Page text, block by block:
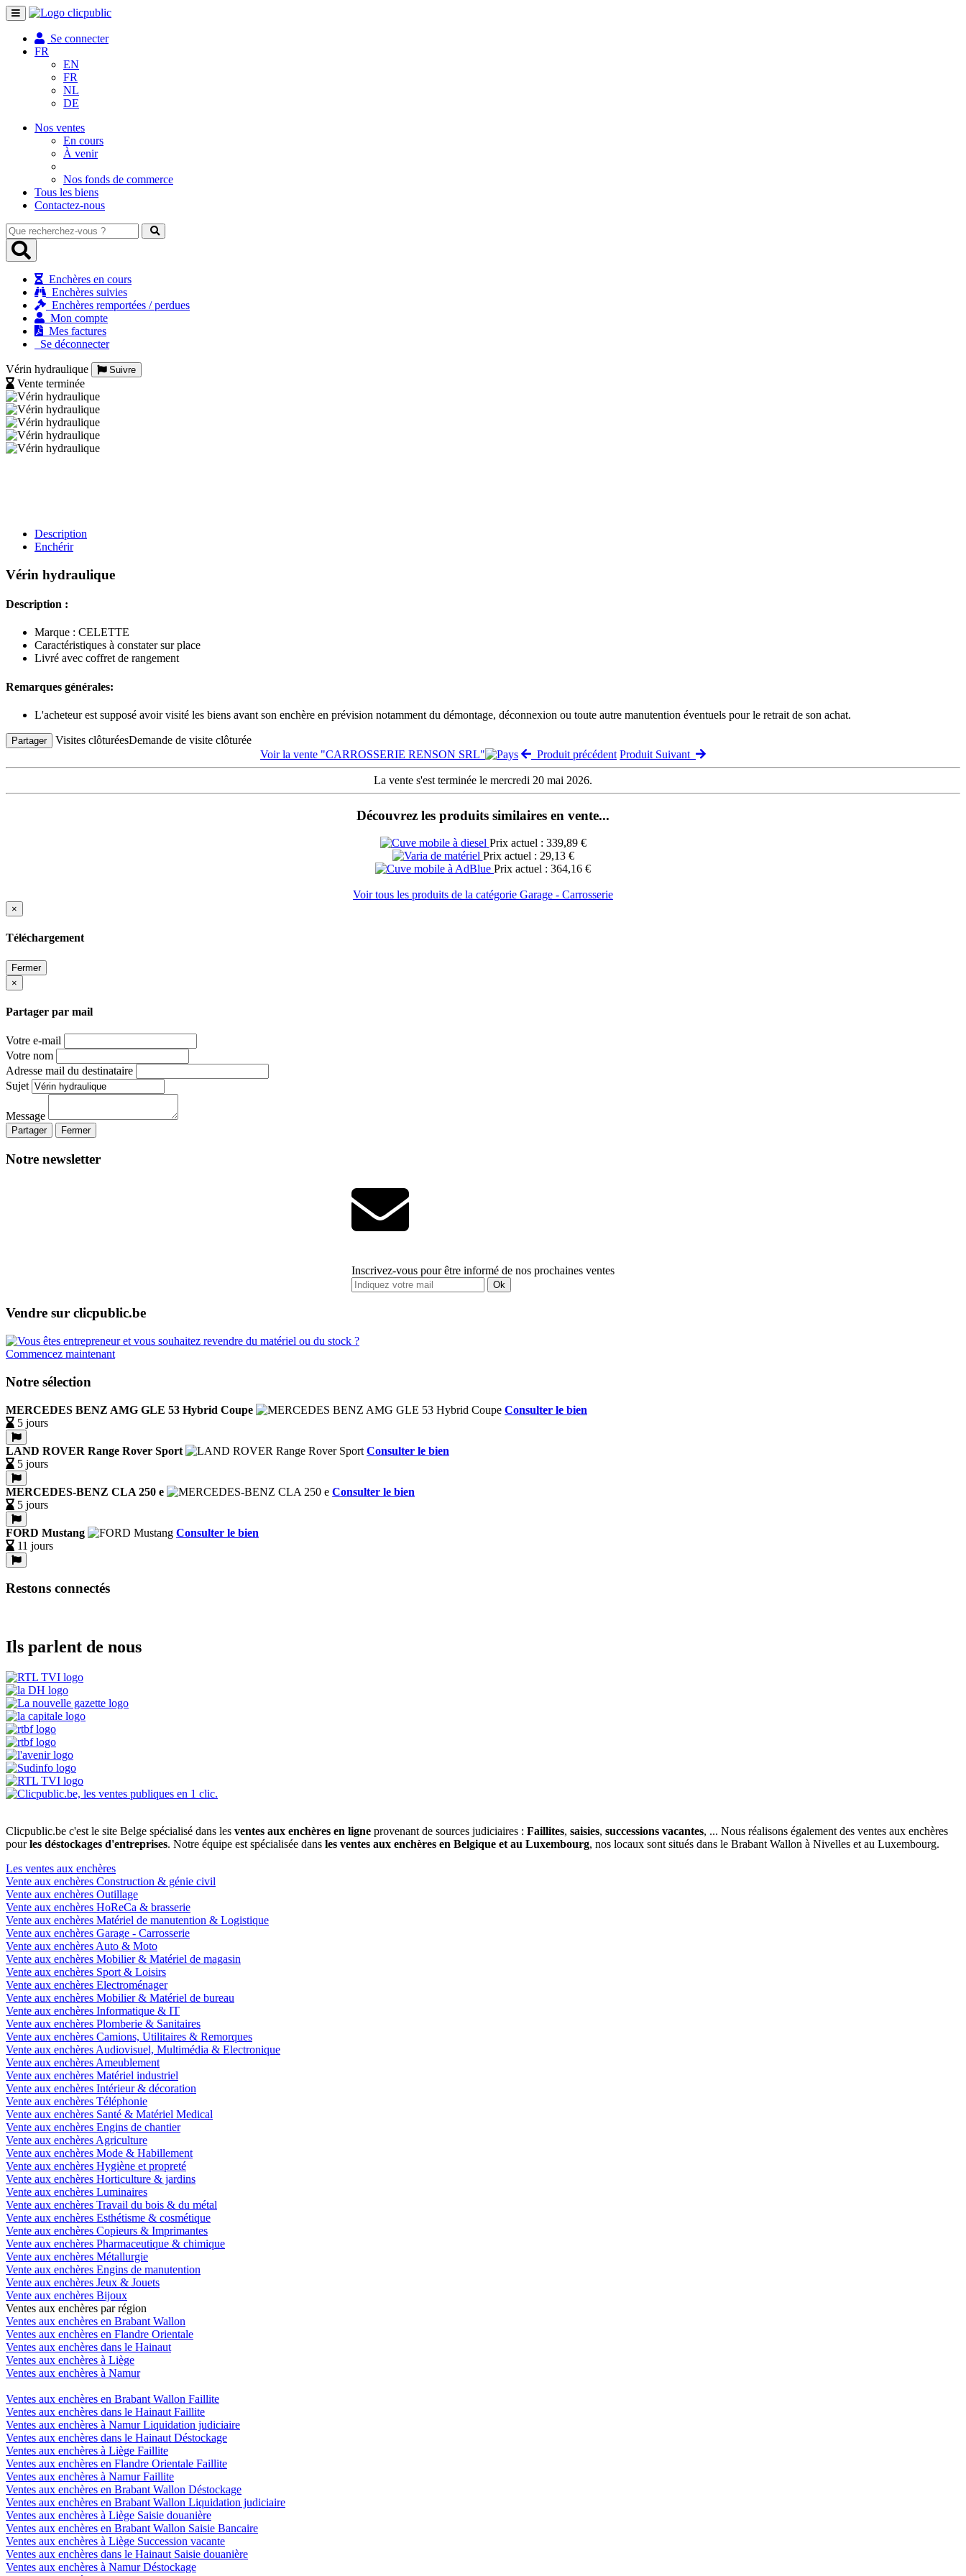
Toggle
navigation
Se connecter
FR
EN
FR
NL
DE
Nos ventes
En cours
À venir
Nos fonds de commerce
Tous les biens
Contactez-nous
Que
recherchez-
vous
Enchères en cours
Enchères suivies
Enchères remportées / perdues
Mon compte
Mes factures
Se déconnecter
Vérin hydraulique Suivre
Vente terminée
Description
Enchérir
Vérin hydraulique
Description :
Marque : CELETTE
Caractéristiques à constater sur place
Livré avec coffret de rangement
Remarques générales:
L'acheteur est supposé avoir visité les biens avant son enchère en prévision notamment du démontage, déconnexion ou toute autre manutention éventuels pour le retrait de son achat.
Partager Visites clôturéesDemande de visite clôturée
Voir la vente "CARROSSERIE RENSON SRL"
Produit précédent Produit Suivant
La vente s'est terminée le mercredi 20 mai 2026.
Découvrez les produits similaires en vente...
Prix actuel : 339,89 €
Prix actuel : 29,13 €
Prix actuel : 364,16 €
Voir tous les produits de la catégorie Garage - Carrosserie
×
Téléchargement
Fermer
×
Partager par mail
Votre e-mail
Votre nom
Adresse mail du destinataire
Sujet
Message
Partager Fermer
Notre newsletter
Inscrivez-vous pour être informé de nos prochaines ventes
Ok
Vendre sur clicpublic.be
Commencez maintenant
Notre sélection
MERCEDES BENZ AMG GLE 53 Hybrid Coupe
Consulter le bien
5 jours
LAND ROVER Range Rover Sport
Consulter le bien
5 jours
MERCEDES-BENZ CLA 250 e
Consulter le bien
5 jours
FORD Mustang
Consulter le bien
11 jours
Restons connectés
Ils parlent de nous
Clicpublic.be c'est le site Belge spécialisé dans les ventes aux enchères en ligne provenant de sources judiciaires : Faillites, saisies, successions vacantes, ... Nous réalisons également des ventes aux enchères
pourles déstockages d'entreprises. Notre équipe est spécialisée dans les ventes aux enchères en Belgique et au Luxembourg, nos locaux sont situés dans le Brabant Wallon à Nivelles et au Luxembourg.
Les ventes aux enchères
Vente aux enchères Construction & génie civil
Vente aux enchères Outillage
Vente aux enchères HoReCa & brasserie
Vente aux enchères Matériel de manutention & Logistique
Vente aux enchères Garage - Carrosserie
Vente aux enchères Auto & Moto
Vente aux enchères Mobilier & Matériel de magasin
Vente aux enchères Sport & Loisirs
Vente aux enchères Electroménager
Vente aux enchères Mobilier & Matériel de bureau
Vente aux enchères Informatique & IT
Vente aux enchères Plomberie & Sanitaires
Vente aux enchères Camions, Utilitaires & Remorques
Vente aux enchères Audiovisuel, Multimédia & Electronique
Vente aux enchères Ameublement
Vente aux enchères Matériel industriel
Vente aux enchères Intérieur & décoration
Vente aux enchères Téléphonie
Vente aux enchères Santé & Matériel Medical
Vente aux enchères Engins de chantier
Vente aux enchères Agriculture
Vente aux enchères Mode & Habillement
Vente aux enchères Hygiène et propreté
Vente aux enchères Horticulture & jardins
Vente aux enchères Luminaires
Vente aux enchères Travail du bois & du métal
Vente aux enchères Esthétisme & cosmétique
Vente aux enchères Copieurs & Imprimantes
Vente aux enchères Pharmaceutique & chimique
Vente aux enchères Métallurgie
Vente aux enchères Engins de manutention
Vente aux enchères Jeux & Jouets
Vente aux enchères Bijoux
Ventes aux enchères par région
Ventes aux enchères en Brabant Wallon
Ventes aux enchères en Flandre Orientale
Ventes aux enchères dans le Hainaut
Ventes aux enchères à Liège
Ventes aux enchères à Namur
Ventes aux enchères en Brabant Wallon Faillite
Ventes aux enchères dans le Hainaut Faillite
Ventes aux enchères à Namur Liquidation judiciaire
Ventes aux enchères dans le Hainaut Déstockage
Ventes aux enchères à Liège Faillite
Ventes aux enchères en Flandre Orientale Faillite
Ventes aux enchères à Namur Faillite
Ventes aux enchères en Brabant Wallon Déstockage
Ventes aux enchères en Brabant Wallon Liquidation judiciaire
Ventes aux enchères à Liège Saisie douanière
Ventes aux enchères en Brabant Wallon Saisie Bancaire
Ventes aux enchères à Liège Succession vacante
Ventes aux enchères dans le Hainaut Saisie douanière
Ventes aux enchères à Namur Déstockage